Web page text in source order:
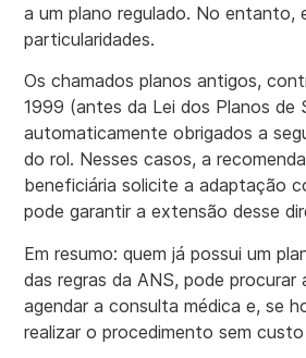
a um plano regulado. No entanto,
particularidades.
Os chamados planos antigos,
1999 (antes da Lei dos Planos de
automaticamente obrigados a
do rol. Nesses casos, a
beneficiária solicite a adaptação
pode garantir a extensão desse
Em resumo: quem já possui um
das regras da ANS, pode procurar
agendar a consulta médica e, se
realizar o procedimento sem